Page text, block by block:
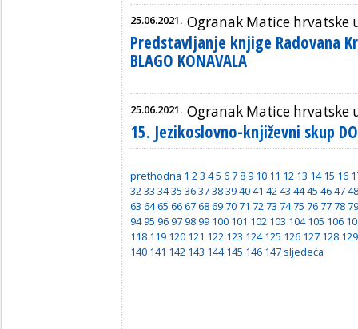
25.06.2021. Ogranak Matice hrvatske
Predstavljanje knjige Radovana
BLAGO KONAVALA
25.06.2021. Ogranak Matice hrvatske
15. Jezikoslovno-književni skup
prethodna 1 23 45 6 7 8 9 10 11 12 13 14 15 16
3233 3435 363738394041 4243 4445 464748
63 64 65 66 67 68 69 70 71 72 73 74 75 76 77 78 79
94 95 96 97 98 99 100 101 102 103 104 105 106
118 119 120 121 122 123 124 125 126 127 128 129
140 141 142 143 144 145 146 147 sljedeća